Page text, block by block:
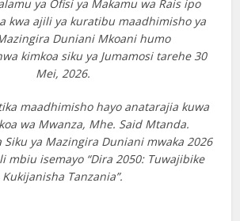
ya Ofisi ya Makamu wa Rais ipo
kwa ajili ya kuratibu maadhimisho ya
Duniani Mkoani humo
kimkoa siku ya Jumamosi tarehe 30
Mei, 2026.
maadhimisho hayo anatarajia kuwa
wa Mwanza, Mhe. Said Mtanda.
ya Mazingira Duniani mwaka 2026
mbiu isemayo “Dira 2050: Tuwajibike
Kukijanisha Tanzania”.